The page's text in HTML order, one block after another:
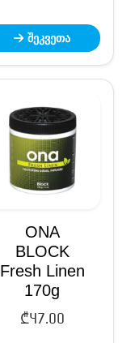
შეკვეთა
ONA
BLOCK
Fresh Linen
170g
₾47.00